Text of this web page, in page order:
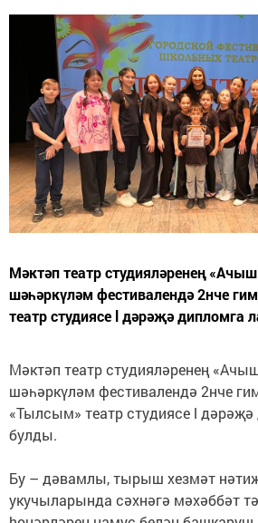
Мәктәп театр студияләренең
шәһәркүләм фестивалендә 2нче
театр студиясе l дәрәҗә дипломга
Мәктәп театр студияләренең
шәһәркүләм фестивалендә 2нче
«Тылсым» театр студиясе l дәрәҗә
булды.
Бу – дәвамлы, тырыш хезмәт
укучыларында сәхнәгә мәхәббәт